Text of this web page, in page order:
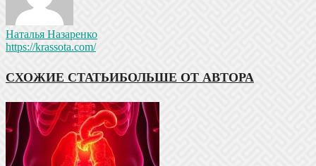
Наталья Назаренко
https://krassota.com/
СХОЖИЕ СТАТЬИБОЛЬШЕ ОТ АВТОРА